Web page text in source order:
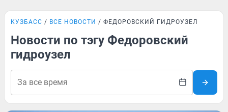
КУЗБАСС ВСЕ НОВОСТИ ФЕДОРОВСКИЙ ГИДРОУЗЕЛ
Новости по тэгу Федоровский
гидроузел